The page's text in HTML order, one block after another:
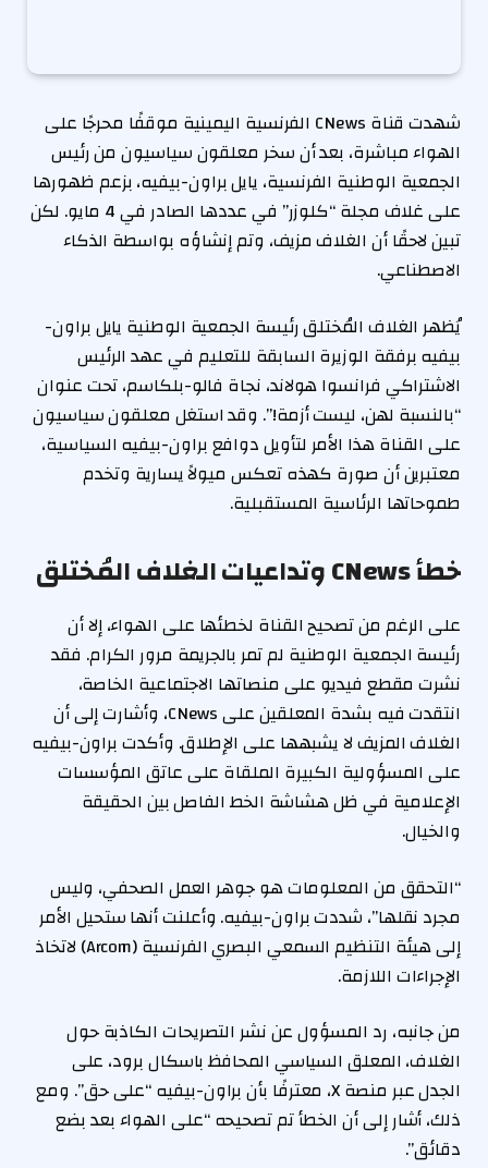
شهدت قناة CNews الفرنسية اليمينية موقفًا محرجًا على
الهواء مباشرة، بعد أن سخر معلقون سياسيون من رئيس
الجمعية الوطنية الفرنسية، يايل براون-بيفيه، بزعم ظهورها
على غلاف مجلة “كلوزر” في عددها الصادر في 4 مايو. لكن
تبين لاحقًا أن الغلاف مزيف، وتم إنشاؤه بواسطة الذكاء
الاصطناعي.
يُظهر الغلاف المُختلق رئيسة الجمعية الوطنية يايل براون-
بيفيه برفقة الوزيرة السابقة للتعليم في عهد الرئيس
الاشتراكي فرانسوا هولاند، نجاة فالو-بلكاسم، تحت عنوان
“بالنسبة لهن، ليست أزمة!”. وقد استغل معلقون سياسيون
على القناة هذا الأمر لتأويل دوافع براون-بيفيه السياسية،
معتبرين أن صورة كهذه تعكس ميولاً يسارية وتخدم
طموحاتها الرئاسية المستقبلية.
خطأ CNews وتداعيات الغلاف المُختلق
على الرغم من تصحيح القناة لخطئها على الهواء، إلا أن
رئيسة الجمعية الوطنية لم تمر بالجريمة مرور الكرام. فقد
نشرت مقطع فيديو على منصاتها الاجتماعية الخاصة،
انتقدت فيه بشدة المعلقين على CNews، وأشارت إلى أن
الغلاف المزيف لا يشبهها على الإطلاق. وأكدت براون-بيفيه
على المسؤولية الكبيرة الملقاة على عاتق المؤسسات
الإعلامية في ظل هشاشة الخط الفاصل بين الحقيقة
والخيال.
“التحقق من المعلومات هو جوهر العمل الصحفي، وليس
مجرد نقلها”، شددت براون-بيفيه. وأعلنت أنها ستحيل الأمر
إلى هيئة التنظيم السمعي البصري الفرنسية (Arcom) لاتخاذ
الإجراءات اللازمة.
من جانبه، رد المسؤول عن نشر التصريحات الكاذبة حول
الغلاف، المعلق السياسي المحافظ باسكال برود، على
الجدل عبر منصة X، معترفًا بأن براون-بيفيه “على حق”. ومع
ذلك، أشار إلى أن الخطأ تم تصحيحه “على الهواء بعد بضع
دقائق”.